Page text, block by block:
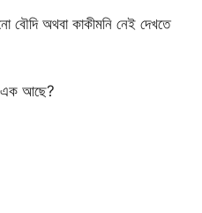
বৌদি অথবা কাকীমনি নেই দেখতে
এক আছে?